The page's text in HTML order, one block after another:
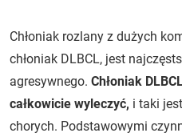
Chłoniak rozlany z dużych
chłoniak DLBCL, jest
agresywnego. Chłoniak
całkowicie wyleczyć, i taki
chorych. Podstawowymi